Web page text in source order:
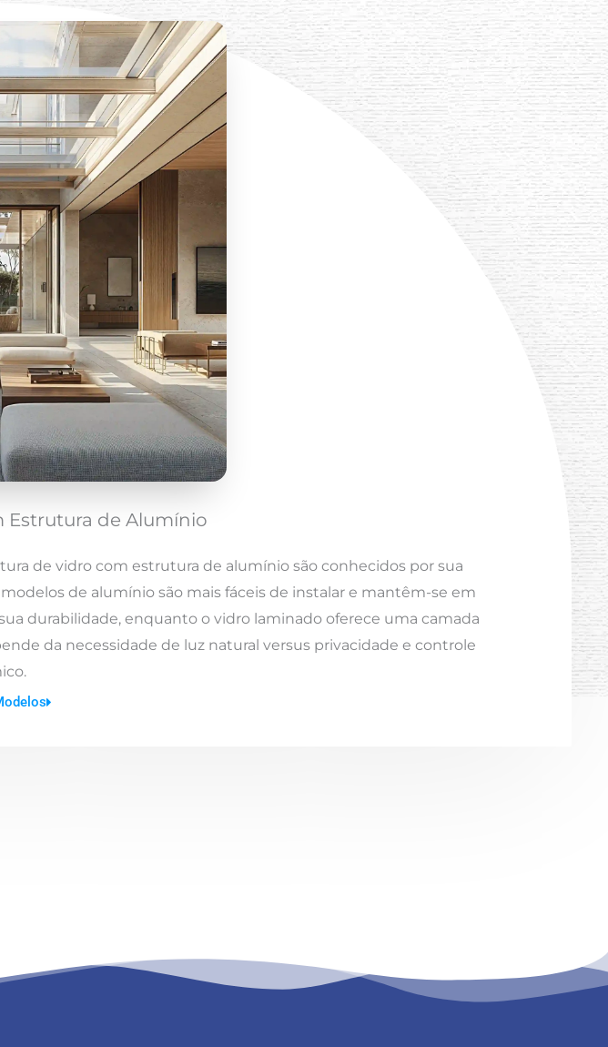
Estrutura de Alumínio
de vidro com estrutura de alumínio são conhecidos por sua
de alumínio são mais fáceis de instalar e mantêm-se em
durabilidade, enquanto o vidro laminado oferece uma camada
da necessidade de luz natural versus privacidade e controle